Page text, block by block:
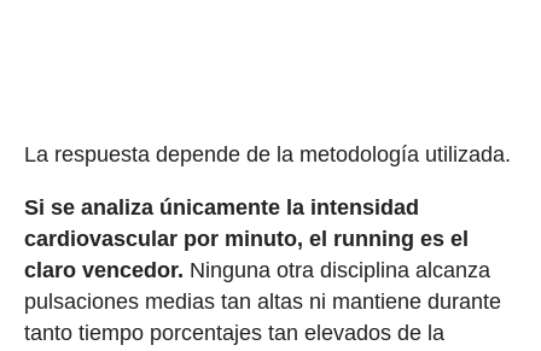
La respuesta depende de la metodología utilizada.
Si se analiza únicamente la intensidad
cardiovascular por minuto, el running es el
claro vencedor. Ninguna otra disciplina alcanza
pulsaciones medias tan altas ni mantiene durante
tanto tiempo porcentajes tan elevados de la